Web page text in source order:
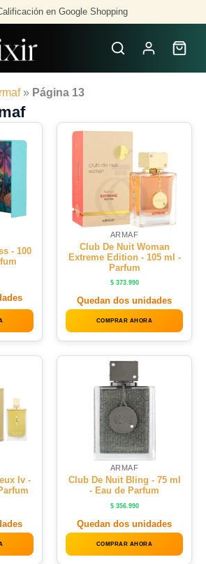
en Google Shopping
» Página 13
- 100
ARMAF
Club De Nuit Woman
Extreme Edition - 105 ml -
Parfum
$373.990
Quedan dos unidades
COMPRAR AHORA
Iv -
ARMAF
Club De Nuit Bling - 75 ml
- Eau de Parfum
$356.990
Quedan dos unidades
COMPRAR AHORA